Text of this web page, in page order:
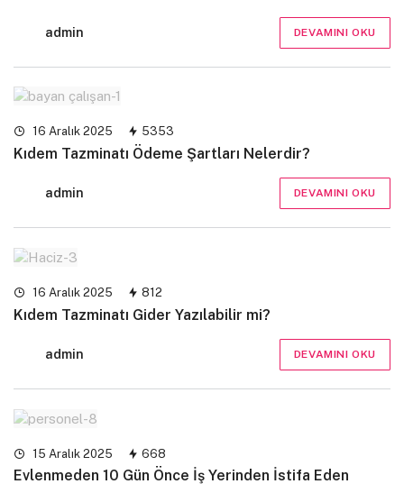
admin DEVAMINI OKU
16 Aralık 2025 5353
Kıdem Tazminatı Ödeme Şartları Nelerdir?
admin DEVAMINI OKU
16 Aralık 2025 812
Kıdem Tazminatı Gider Yazılabilir mi?
admin DEVAMINI OKU
15 Aralık 2025 668
Evlenmeden 10 Gün Önce İş Yerinden İstifa Eden